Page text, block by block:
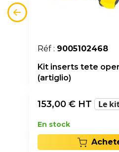
Réf : 9005102468
Kit inserts tete
(artiglio)
153,00 € HT Le
En stock